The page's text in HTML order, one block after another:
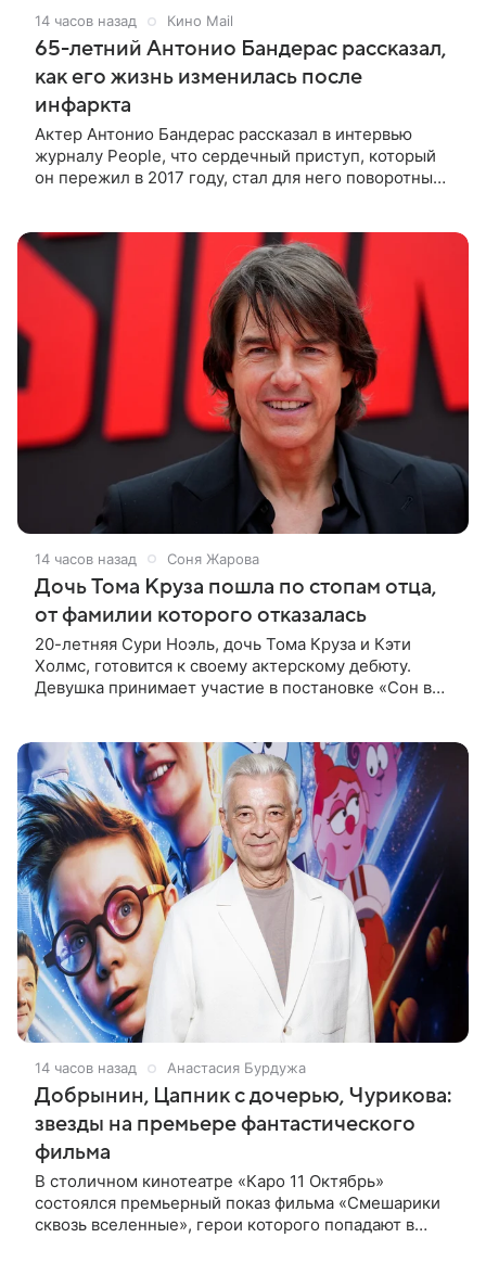
14 часов назад Кино Mail
65-летний Антонио Бандерас рассказал,
как его жизнь изменилась после
инфаркта
Актер Антонио Бандерас рассказал в интервью
журналу People, что сердечный приступ, который
он пережил в 2017 году, стал для него поворотным
14 часов назад Соня Жарова
Дочь Тома Круза пошла по стопам отца,
от фамилии которого отказалась
20-летняя Сури Ноэль, дочь Тома Круза и Кэти
Холмс, готовится к своему актерскому дебюту.
Девушка принимает участие в постановке «Сон в
14 часов назад Анастасия Бурдужа
Добрынин, Цапник с дочерью, Чурикова:
звезды на премьере фантастического
фильма
В столичном кинотеатре «Каро 11 Октябрь»
состоялся премьерный показ фильма «Смешарики
сквозь вселенные», герои которого попадают в